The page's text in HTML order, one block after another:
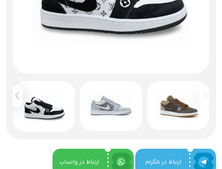
ارتباط در تلگرام ارتباط در واتساپ